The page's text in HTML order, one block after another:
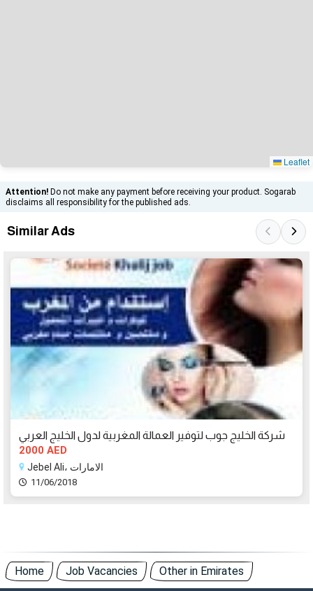
Leaflet
Attention! Do not make any payment before receiving your product. Sogarab
disclaims all responsibility for the published ads.
Similar Ads
شركة الخليج جوب لتوفير العمالة المغربية لدول الخليج العربي
2000 AED
Jebel Ali، الامارات
11/06/2018
Home Job Vacancies Other in Emirates